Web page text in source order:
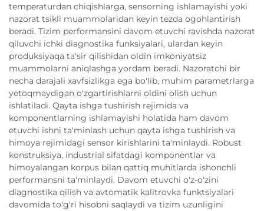
temperaturdan chiqishlarga, sensorning ishlamayishi yoki
nazorat tsikli muammolaridan keyin tezda ogohlantirish
beradi. Tizim performansini davom etuvchi ravishda nazorat
qiluvchi ichki diagnostika funksiyalari, ulardan keyin
produksiyaqa ta'sir qilishidan oldin imkoniyatsiz
muammolarni aniqlashga yordam beradi. Nazoratchi bir
necha darajali xavfsizlikga ega bo'lib, muhim parametrlarga
yetoqmaydigan o'zgartirishlarni oldini olish uchun
ishlatiladi. Qayta ishga tushirish rejimida va
komponentlarning ishlamayishi holatida ham davom
etuvchi ishni ta'minlash uchun qayta ishga tushirish va
himoya rejimidagi sensor kirishlarini ta'minlaydi. Robust
konstruksiya, industrial sifatdagi komponentlar va
himoyalangan korpus bilan qattiq muhitlarda ishonchli
performansni ta'minlaydi. Davom etuvchi o'z-o'zini
diagnostika qilish va avtomatik kalitrovka funktsiyalari
davomida to'g'ri hisobni saqlaydi va tizim uzunligini